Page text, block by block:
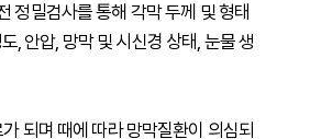
정밀검사를 통해 각막 두께 및 형태
, 안압, 망막 및 시신경 상태, 눈물 생
되며 때에 따라 망막질환이 의심되